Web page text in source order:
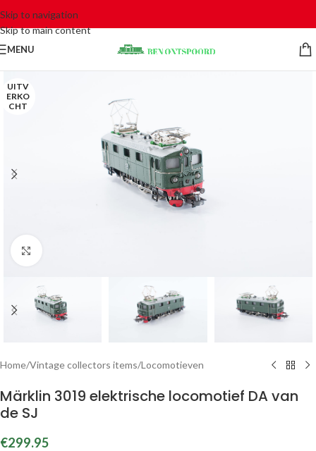
Skip to navigation
Skip to main content
MENU
UITV
ERKO
CHT
Home/Vintage collectors items/Locomotieven
Märklin 3019 elektrische locomotief DA van
de SJ
€299.95